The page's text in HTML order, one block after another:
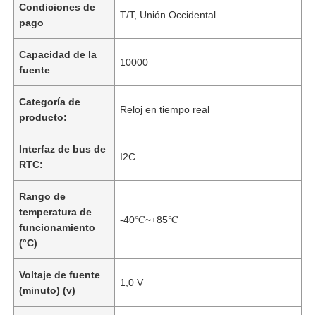
Condiciones de
pago
T/T, Unión Occidental
Capacidad de la
fuente
10000
Categoría de
producto:
Reloj en tiempo real
Interfaz de bus de
RTC:
I2C
Rango de
temperatura de
funcionamiento
(°C)
-40℃~+85℃
Voltaje de fuente
(minuto) (v)
1,0 V